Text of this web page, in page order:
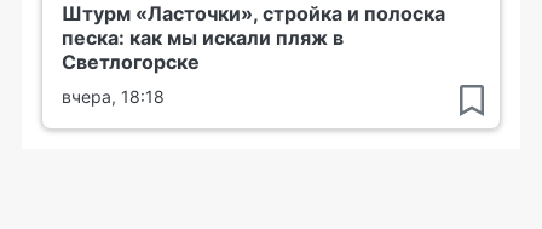
Штурм «Ласточки», стройка и полоска
песка: как мы искали пляж в
Светлогорске
вчера, 18:18